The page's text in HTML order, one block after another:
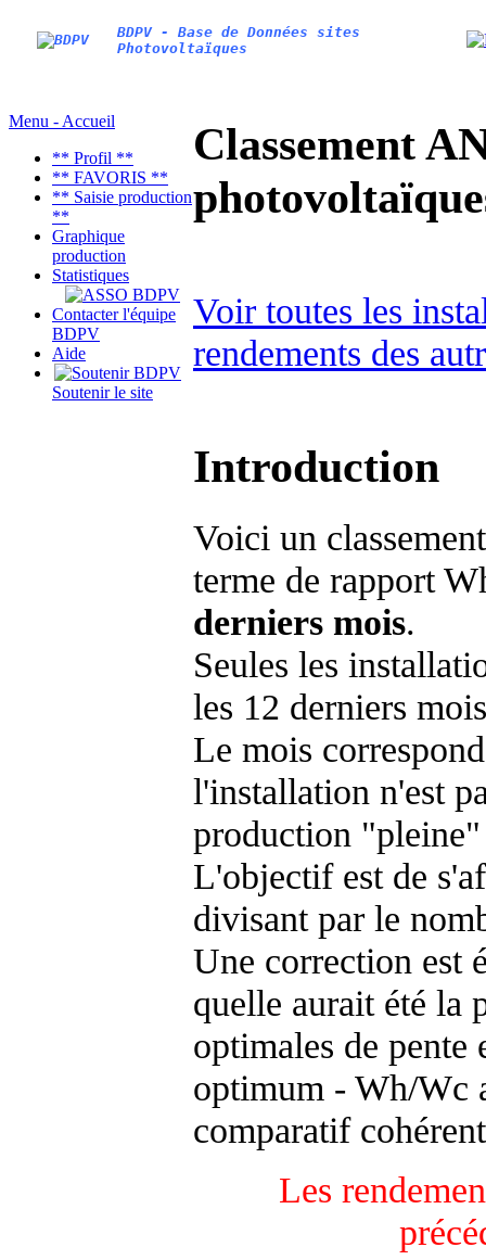
BDPV - Base de Données sites
Photovoltaïques
Menu - Accueil
** Profil **
** FAVORIS **
** Saisie production
**
Graphique
production
Statistiques
Contacter l'équipe
BDPV
Aide
Soutenir le site
Classement
Voir toutes les
rendements des
Introduction
Voici un
terme de rapport
derniers mois.
Seules les
les 12 derniers
Le mois
l'installation n'est
production "pleine"
L'objectif est de
divisant par le
Une correction est
quelle aurait été la
optimales de
optimum - Wh/Wc
comparatif
Les